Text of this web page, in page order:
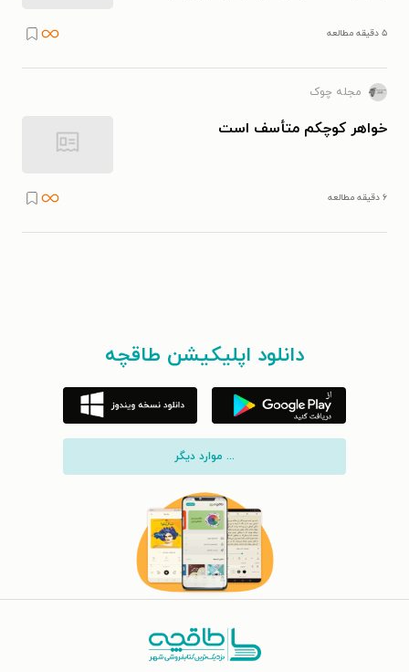
۵ دقیقه مطالعه
مجله چوک
خواهر کوچکم متأسف است
۶ دقیقه مطالعه
دانلود اپلیکیشن طاقچه
... موارد دیگر